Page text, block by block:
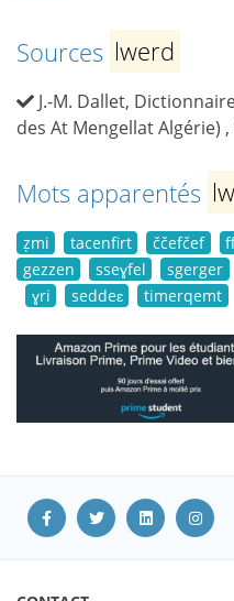
Sources lwerd
J.-M. Dallet,
des At Mengellat Algérie)
Mots apparentés
ẓmi tacenfirt ččefčef
gezzen
sseɣfel sgerger
ɣri
seddeɛ timerqemt